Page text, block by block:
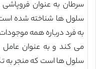
سرطان به عنوان
به فرد درباره همه
می کند و به عنوان
سلول ها است که منجر به